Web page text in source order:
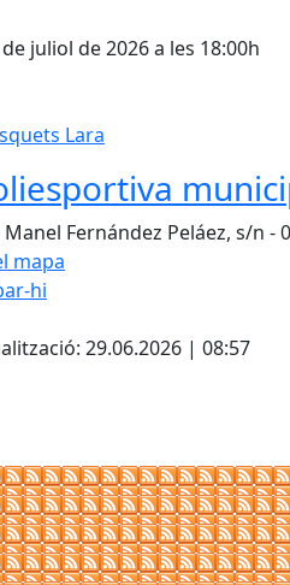
juliol de 2026 a les 18:00h
Lara
Fernández Peláez, s/n -
mapa
hi
29.06.2026 | 08:57